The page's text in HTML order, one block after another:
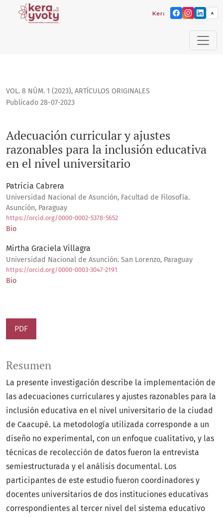
Kera yvoty: reflexiones
A
Adecuación curricular y ajustes razonables para la
VOL. 8 NÚM. 1 (2023), ARTÍCULOS ORIGINALES
Adecuación curricular y ajustes
razonables para la inclusión educativa
en el nivel universitario
Publicado 28-07-2023
Patricia Cabrera
Universidad Nacional de Asunción, Facultad de Filosofía.
Asunción, Paraguay
https://orcid.org/0000-0002-5378-5652
Bio
Mirtha Graciela Villagra
Universidad Nacional de Asunción. San Lorenzo, Paraguay
https://orcid.org/0000-0003-3047-2191
Bio
PDF
Resumen
La presente investigación describe la implementación de
las adecuaciones curriculares y ajustes razonables para la
inclusión educativa en el nivel universitario de la ciudad
de Caacupé. La metodología utilizada corresponde a un
diseño no experimental, con un enfoque cualitativo, y las
técnicas de recolección de datos fueron la entrevista
semiestructurada y el análisis documental. Los
participantes de este estudio fueron coordinadores y
docentes universitarios de dos instituciones educativas
correspondientes al tercer nivel del sistema educativo